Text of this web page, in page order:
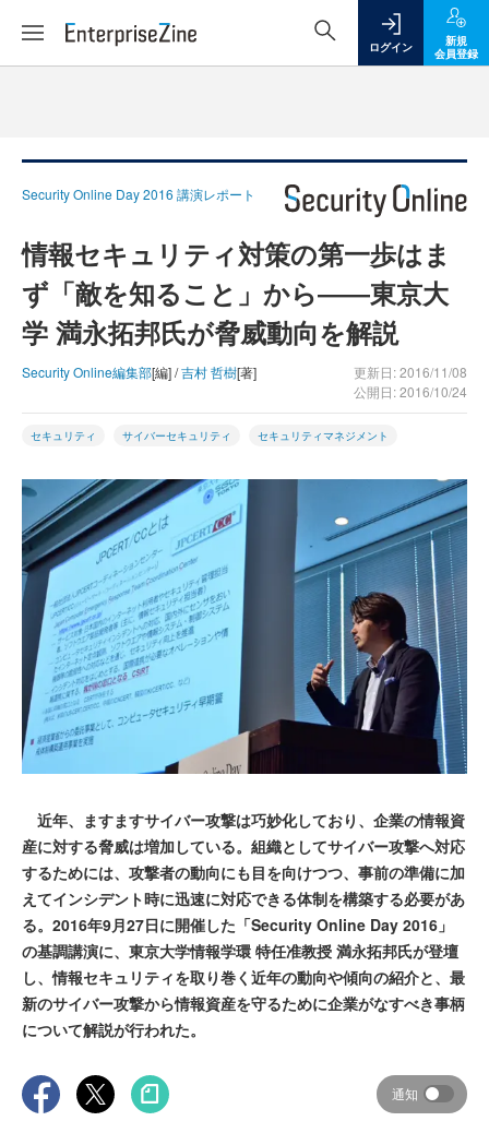
ログイン
新規
会員登録
Security Online Day 2016 講演レポート
情報セキュリティ対策の第一歩はま
ず「敵を知ること」から――東京大
学 満永拓邦氏が脅威動向を解説
Security Online編集部[編] /吉村 哲樹[著]
更新日: 2016/11/08
公開日: 2016/10/24
セキュリティ サイバーセキュリティ セキュリティマネジメント
近年、ますますサイバー攻撃は巧妙化しており、企業の情報資
産に対する脅威は増加している。組織としてサイバー攻撃へ対応
するためには、攻撃者の動向にも目を向けつつ、事前の準備に加
えてインシデント時に迅速に対応できる体制を構築する必要があ
る。2016年9月27日に開催した「Security Online Day 2016」
の基調講演に、東京大学情報学環 特任准教授 満永拓邦氏が登壇
し、情報セキュリティを取り巻く近年の動向や傾向の紹介と、最
新のサイバー攻撃から情報資産を守るために企業がなすべき事柄
について解説が行われた。
通知